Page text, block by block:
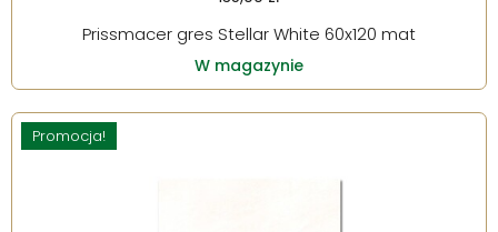
Prissmacer gres Stellar White 60x120 mat
W magazynie
Promocja!